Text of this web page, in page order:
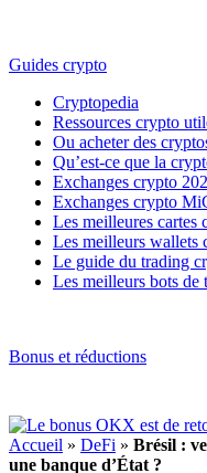
Guides crypto
Cryptopedia
Ressources crypto
Ou acheter des
Qu’est-ce que la
Exchanges crypto
Exchanges crypto
Les meilleures cartes
Les meilleurs wallets
Le guide du trading
Les meilleurs bots de
Bonus et réductions
Accueil » DeFi » Brésil :
une banque d’État ?